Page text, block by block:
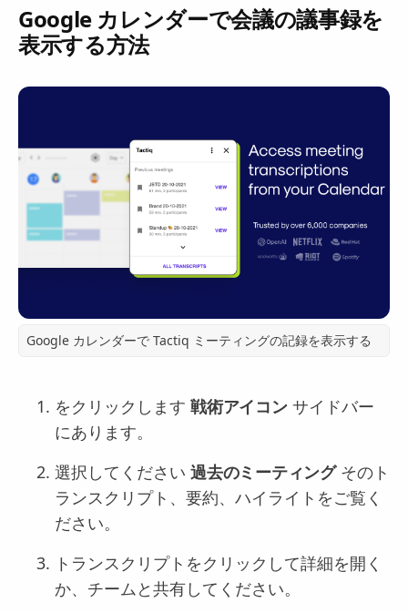
Google カレンダーで会議の議事録を
表示する方法
Google カレンダーで Tactiq ミーティングの記録を表示する
をクリックします 戦術アイコンサイドバー
にあります。
選択してください 過去のミーティングそのト
ランスクリプト、要約、ハイライトをご覧く
ださい。
トランスクリプトをクリックして詳細を開く
か、チームと共有してください。